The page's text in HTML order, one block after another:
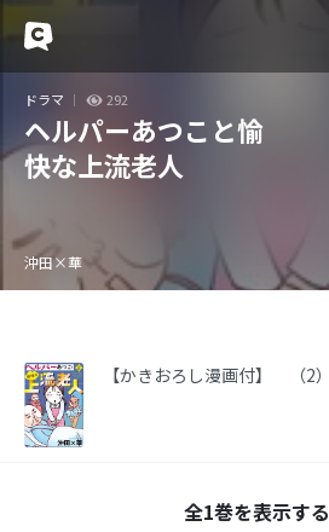
ドラマ 292
ヘルパーあつこと愉
快な上流老人
沖田×華
【かきおろし漫画付】 （2）
全1巻を表示する